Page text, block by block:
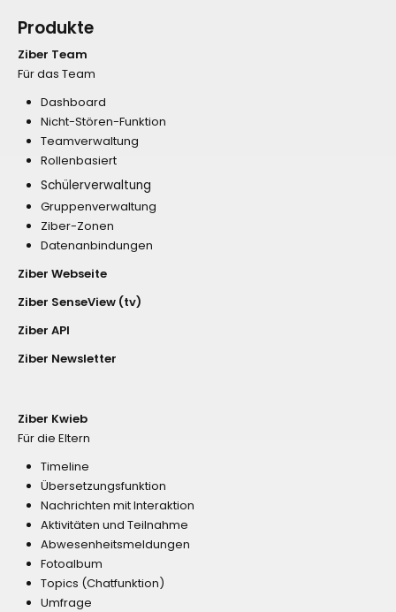
Produkte
Ziber Team
Für das Team
Dashboard
Nicht-Stören-Funktion
Teamverwaltung
Rollenbasiert
Schülerverwaltung
Gruppenverwaltung
Ziber-Zonen
Datenanbindungen
Ziber Webseite
Ziber SenseView (tv)
Ziber API
Ziber Newsletter
Ziber Kwieb
Für die Eltern
Timeline
Übersetzungsfunktion
Nachrichten mit Interaktion
Aktivitäten und Teilnahme
Abwesenheitsmeldungen
Fotoalbum
Topics (Chatfunktion)
Umfrage